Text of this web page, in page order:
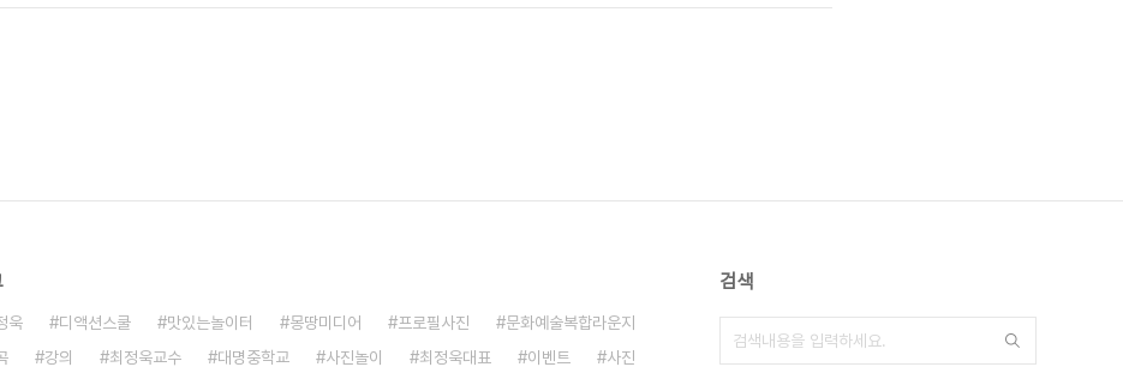
욱 디액션스쿨 맛있는놀이터 몽땅미디어 프로필사진
문화예술복합라운지
강의 최정욱교수 대명중학교 사진놀이 최정욱대표 이벤트
사진
검색